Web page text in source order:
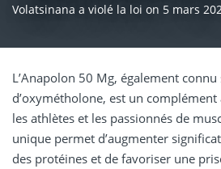
Volatsinana a violé la loi on 5 mars
L’Anapolon 50 Mg, également
d’oxymétholone, est un
les athlètes et les passionnés de
unique permet d’augmenter
des protéines et de favoriser une